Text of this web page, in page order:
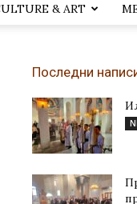
& ART
Последни